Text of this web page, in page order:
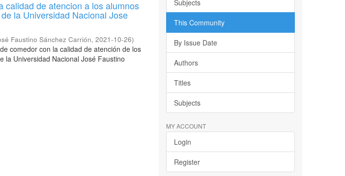
calidad de atencion a los alumnos
la Universidad Nacional Jose
Faustino Sánchez Carrión,2021-10-26)
comedor con la calidad de atención de los
la Universidad Nacional José Faustino
Subjects
This Community
By Issue Date
Authors
Titles
Subjects
MY ACCOUNT
Login
Register